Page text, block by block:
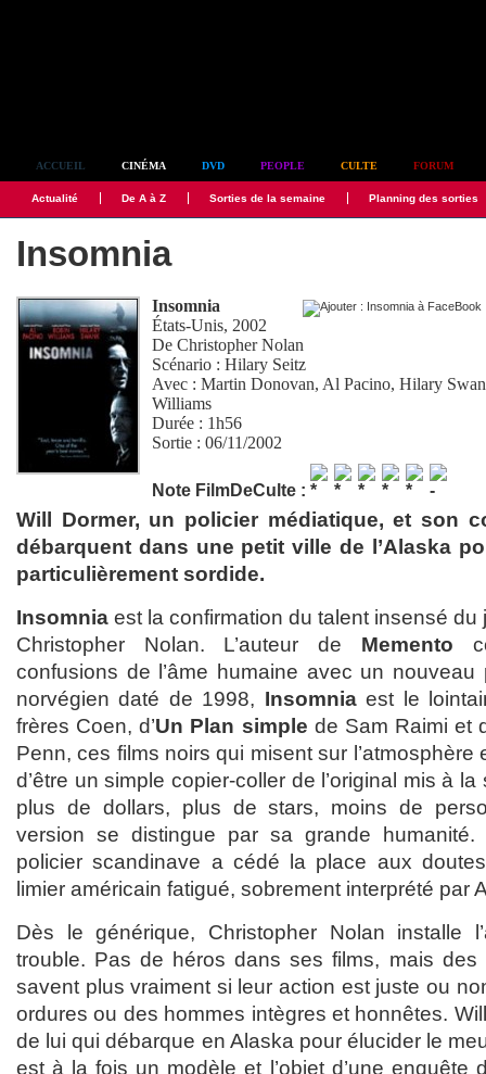
ACCUEIL CINÉMA DVD PEOPLE CULTE FORUM
Actualité De A à Z Sorties de la semaine Planning des sorties
Insomnia
Insomnia
États-Unis, 2002
DeChristopher Nolan
Scénario :Hilary Seitz
Avec :Martin Donovan, Al Pacino,Hilary
Williams
Durée : 1h56
Sortie : 06/11/2002
Note FilmDeCulte :
Will Dormer, un policier médiatique, et son
débarquent dans une petit ville de l’Alaska
particulièrement sordide.
Insomnia est la confirmation du talent insensé
Christopher Nolan. L’auteur de Memento
confusions de l’âme humaine avec un nouveau
norvégien daté de 1998, Insomniaest le
frères Coen, d’Un Plan simple de Sam Raimi et
Penn, ces films noirs qui misent sur
d’être un simple copier-coller de l’original mis à
plus de dollars, plus de stars, moins de
version se distingue par sa grande
policier scandinave a cédé la place aux
limier américain fatigué, sobrement interprété par
Dès le générique, Christopher Nolan installe
trouble. Pas de héros dans ses films, mais
savent plus vraiment si leur action est juste ou
ordures ou des hommes intègres et honnêtes.
de lui qui débarque en Alaska pour élucider le
est à la fois un modèle et l’objet d’une enquête